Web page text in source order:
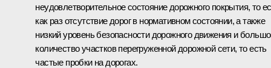
неудовлетворительное состояние дорожного покрытия, то
как раз отсутствие дорог в нормативном состоянии, а также
низкий уровень безопасности дорожного движения и
количество участков перегруженной дорожной сети, то есть
частые пробки на дорогах.